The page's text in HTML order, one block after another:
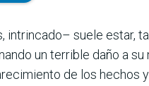
intrincado– suele estar,
un terrible daño a
de los hechos